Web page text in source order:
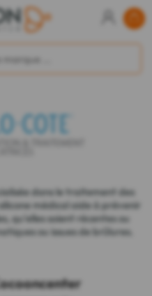
dans le traitement des
médical aide à prévenir
qu'elles soient récentes ou
ou issues de brûlures.